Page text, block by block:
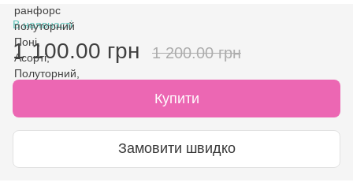
В наявності
1 100.00 грн 1 200.00 грн
Купити
Замовити швидко